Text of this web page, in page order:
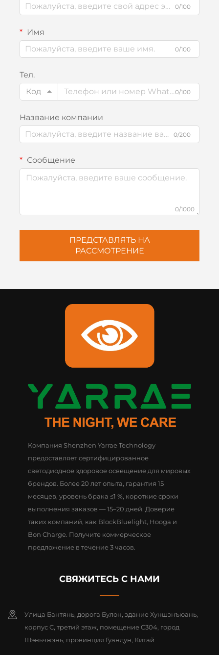
0/100
Имя
0/100
Тел.
Код
0/100
Название компании
0/200
Сообщение
0/1000
ПРЕДСТАВЛЯТЬ НА
РАССМОТРЕНИЕ
Компания Shenzhen Yarrae Technology
предоставляет сертифицированное
светодиодное здоровое освещение для мировых
брендов. Более 20 лет опыта, гарантия 15
месяцев, уровень брака ≤1 %, короткие сроки
выполнения заказов — 15–20 дней. Доверие
таких компаний, как BlockBluelight, Hooga и
Bon Charge. Получите коммерческое
предложение в течение 3 часов.
СВЯЖИТЕСЬ С НАМИ
Улица Бантянь, дорога Булон, здание Хуншэнъюань,
корпус C, третий этаж, помещение C304, город
Шэньчжэнь, провинция Гуандун, Китай